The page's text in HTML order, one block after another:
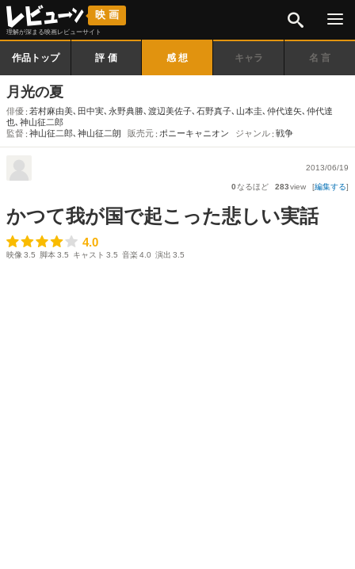
映画
理解が深まる映画レビューサイト
作品トップ 評価 感想 キャラ 名言
月光の夏
俳優 若村麻由美､ 田中実､ 永野典勝､ 渡辺美佐子､ 石野真子､ 山本圭､ 仲代達矢､ 仲代達
也､ 神山征二郎
監督
神山征二郎､ 神山征二朗 販売元 ポニーキャニオン ジャンル 戦争
2013/06/19
0なるほど 283view [編集する]
かつて我が国で起こった悲しい実話
4.0
4.0
映像3.5 脚本3.5 キャスト 3.5 音楽4.0 演出 3.5